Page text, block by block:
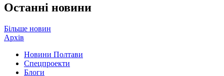
Останні новини
Більше новин
Архів
Новини Полтави
Спецпроекти
Блоги